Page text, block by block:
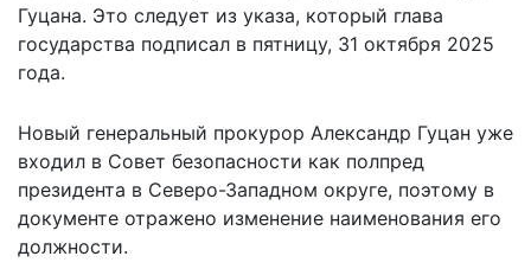
Гуцана. Это следует из указа, который глава
государства подписал в пятницу, 31 октября 2025
года.
Новый генеральный прокурор Александр Гуцан уже
входил в Совет безопасности как полпред
президента в Северо-Западном округе, поэтому в
документе отражено изменение наименования его
должности.